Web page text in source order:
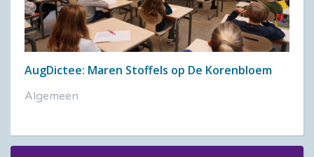
AugDictee: Maren Stoffels op De Korenbloem
Algemeen